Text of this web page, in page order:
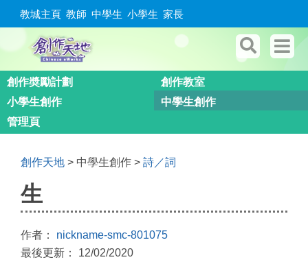
教城主頁 教師 中學生 小學生 家長
創作奬勵計劃
創作教室
小學生創作
中學生創作
管理頁
創作天地 > 中學生創作 > 詩／詞
生
作者： nickname-smc-801075
最後更新： 12/02/2020